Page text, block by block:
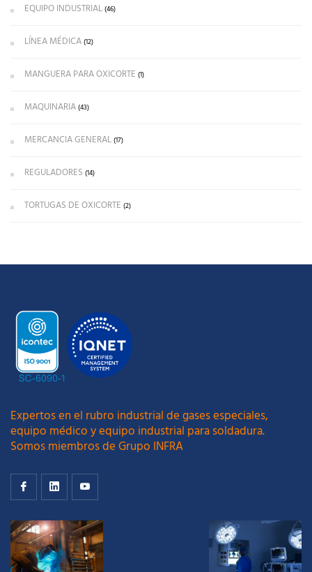
EQUIPO INDUSTRIAL(46)
LÍNEA MÉDICA(12)
MANGUERA PARA OXICORTE (1)
MAQUINARIA(43)
MERCANCIA GENERAL(17)
REGULADORES (14)
TORTUGAS DE OXICORTE (2)
Expertos en el rubro industrial de gases especiales,
equipo médico y equipo industrial para soldadura.
Somos miembros de Grupo INFRA